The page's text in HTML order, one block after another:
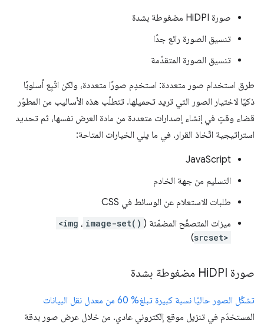
صورة HiDPI مضغوطة بشدة
تنسيق الصورة رائع جدًا
تنسيق الصورة المتقدّمة
طرق استخدام صور متعددة: استخدِم صورًا متعددة، ولكن اتّبِع أسلوبًا
ذكيًا لاختيار الصور التي تريد تحميلها. تتطلّب هذه الأساليب من المطوّر
قضاء وقتٍ في إنشاء إصدارات متعددة من مادة العرض نفسها، ثم تحديد
استراتيجية اتّخاذ القرار. في ما يلي الخيارات المتاحة:
JavaScript
التسليم من جهة الخادم
طلبات الاستعلام عن الوسائط في CSS
ميزات المتصفّح المضمّنة ( image-set() ، <img
srcset>
)
صورة Hi DPI مضغوطة بشدة
تشكّل الصور حاليًا نسبة كبيرة تبلغ% 60 من معدل نقل البيانات
المستخدَم في تنزيل موقع إلكتروني عادي. من خلال عرض صور بدقة